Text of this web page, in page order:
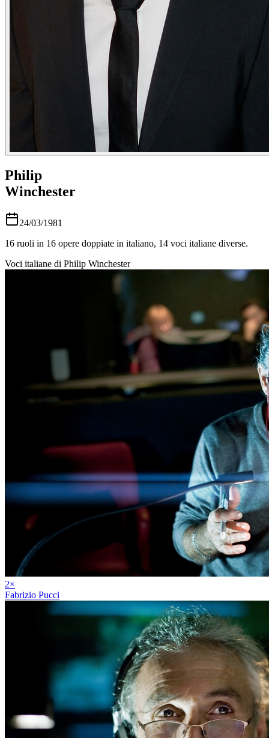
Philip
Winchester
24/03/1981
16 ruoli in 16 opere doppiate in italiano, 14 voci italiane diverse.
Voci italiane di Philip Winchester
2×
Fabrizio Pucci